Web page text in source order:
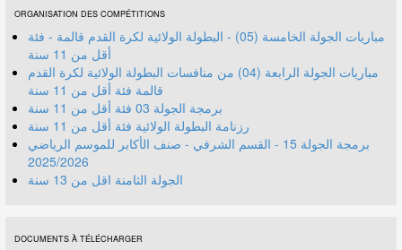
ORGANISATION DES COMPÉTITIONS
مباريات الجولة الخامسة (05) - البطولة الولائية لكرة القدم قالمة - فئة
أقل من 11 سنة
مباريات الجولة الرابعة (04) من منافسات البطولة الولائية لكرة القدم
قالمة فئة أقل من 11 سنة
برمجة الجولة 03 فئة أقل من 11 سنة
رزنامة البطولة الولائية فئة أقل من 11 سنة
برمجة الجولة 15 - القسم الشرفي - صنف الأكابر للموسم الرياضي
2025/2026
الجولة الثامنة اقل من 13 سنة
DOCUMENTS À TÉLÉCHARGER